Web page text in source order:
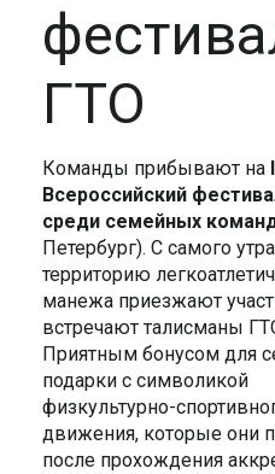
ГТО
Команды прибывают на
Всероссийский
среди семейных
Петербург). С самого
территорию
манежа приезжают
встречают талисманы
Приятным бонусом для
подарки с символикой
физкультурно-
движения, которые они
после прохождения